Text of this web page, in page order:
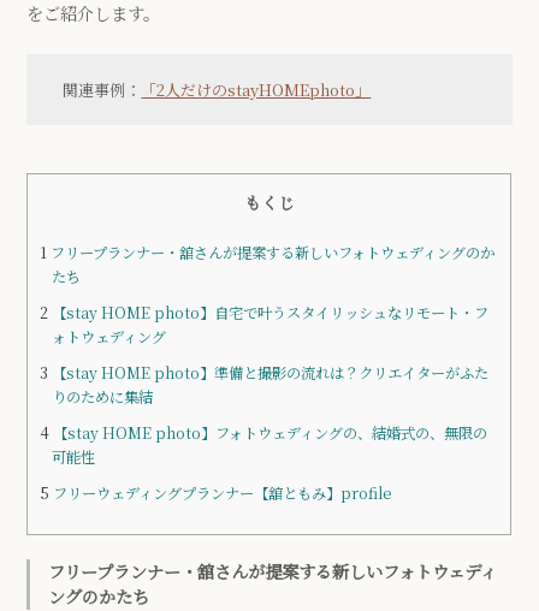
をご紹介します。
関連事例： 「2人だけのstayHOMEphoto」
もくじ
1 フリープランナー・舘さんが提案する新しいフォトウェディングのか
たち
2 【stay HOME photo】自宅で叶うスタイリッシュなリモート・フ
ォトウェディング
3 【stay HOME photo】準備と撮影の流れは？クリエイターがふた
りのために集結
4 【stay HOME photo】フォトウェディングの、結婚式の、無限の
可能性
5 フリーウェディングプランナー【舘ともみ】profile
フリープランナー・舘さんが提案する新しいフォトウェディ
ングのかたち